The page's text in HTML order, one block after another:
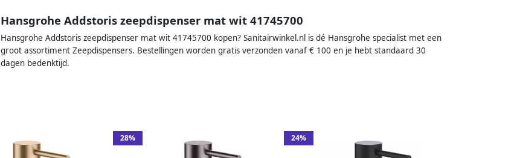
Hansgrohe Addstoris zeepdispenser mat wit 41745700
Hansgrohe Addstoris zeepdispenser mat wit 41745700 kopen? Sanitairwinkel.nl is dé Hansgrohe specialist met een
groot assortiment Zeepdispensers. Bestellingen worden gratis verzonden vanaf € 100 en je hebt standaard 30
dagen bedenktijd.
28% 24%